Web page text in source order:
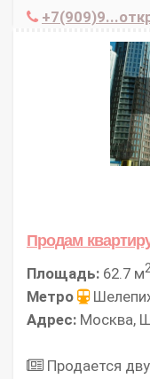
Продам
Площадь: 62.7 м
Метро
Адрес: Москва,
Продается